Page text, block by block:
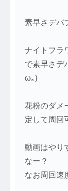
素早さデバ
ナイトフラ
で素早さデ
ω｡)
花粉のダメ
定して周回
動画はやり
なー？
なお周回速